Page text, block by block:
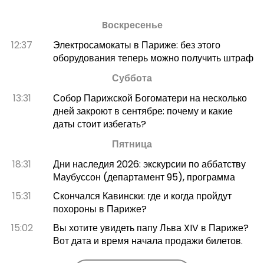
Bоскресенье
12:37
Электросамокаты в Париже: без этого
оборудования теперь можно получить штраф
Суббота
13:31
Собор Парижской Богоматери на несколько
дней закроют в сентябре: почему и какие
даты стоит избегать?
Пятница
18:31
Дни наследия 2026: экскурсии по аббатству
Маубуссон (департамент 95), программа
15:31
Скончался Кавински: где и когда пройдут
похороны в Париже?
15:02
Вы хотите увидеть папу Льва XIV в Париже?
Вот дата и время начала продажи билетов.